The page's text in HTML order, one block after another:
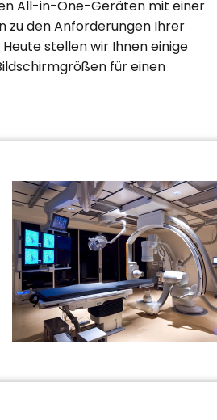
All-in-One-Geräten mit einer
zu den Anforderungen Ihrer
stellen wir Ihnen einige
für einen